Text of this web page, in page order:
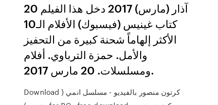
20 آذار (مارس) 2017 دخل هذا الفيلم
كتاب غينيس (فيسبوك) الأفلام الـ10
الأكثر إلهاماً شحنة كبيرة من التحفيز
والأمل. حمزة الترباوي. أفلام
ومسلسلات. 20 مارس 2017.
Download كرتون منصور بالفيديو - مسلسل انمي (